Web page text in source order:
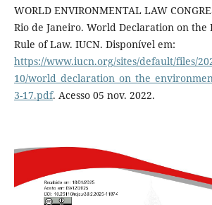
WORLD ENVIRONMENTAL LAW
Rio de Janeiro. World Declaration on
Rule of Law. IUCN. Disponível em:
https://www.iucn.org/sites/default/files/
10/
3-17.pdf. Acesso 05 nov. 2022.